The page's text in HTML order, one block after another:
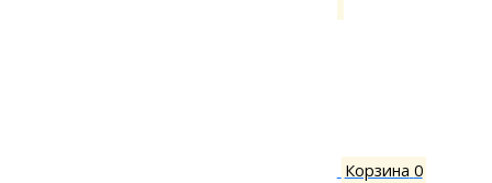
Корзина 0